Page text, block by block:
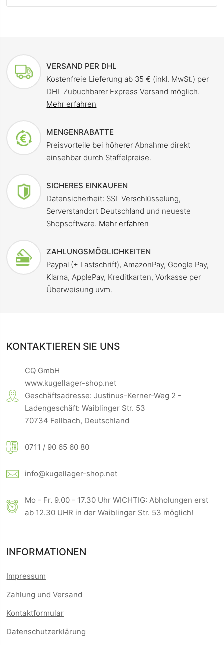
VERSAND PER DHL
Kostenfreie Lieferung ab 35 € (inkl. MwSt.) per
DHL Zubuchbarer Express Versand möglich.
Mehr erfahren
MENGENRABATTE
Preisvorteile bei höherer Abnahme direkt
einsehbar durch Staffelpreise.
SICHERES EINKAUFEN
Datensicherheit: SSL Verschlüsselung,
Serverstandort Deutschland und neueste
Shopsoftware. Mehr erfahren
ZAHLUNGSMÖGLICHKEITEN
Paypal (+ Lastschrift), AmazonPay, Google Pay,
Klarna, ApplePay, Kreditkarten, Vorkasse per
Überweisung uvm.
KONTAKTIEREN SIE UNS
CQ GmbH
www.kugellager-shop.net
Geschäftsadresse: Justinus-Kerner-Weg 2 -
Ladengeschäft: Waiblinger Str. 53
70734 Fellbach, Deutschland
0711 / 90 65 60 80
info@kugellager-shop.net
Mo - Fr. 9.00 - 17.30 Uhr WICHTIG: Abholungen erst
ab 12.30 UHR in der Waiblinger Str. 53 möglich!
INFORMATIONEN
Impressum
Zahlung und Versand
Kontaktformular
Datenschutzerklärung